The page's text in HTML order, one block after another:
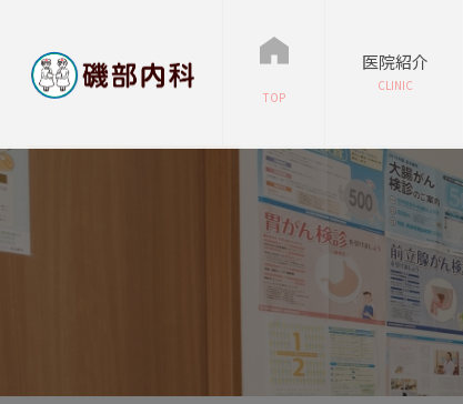
TOP
医院紹介
CLINIC